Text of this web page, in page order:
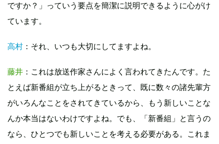
ですか？」っていう要点を簡潔に説明できるように心がけ
ています。
高村 ：それ、いつも大切にしてますよね。
藤井 ：これは放送作家さんによく言われてきたんです。た
とえば新番組が立ち上がるときって、既に数々の諸先輩方
がいろんなことをされてきているから、もう新しいことな
んか本当はないわけですよね。でも、「新番組」と言うの
なら、ひとつでも新しいことを考える必要がある。これま